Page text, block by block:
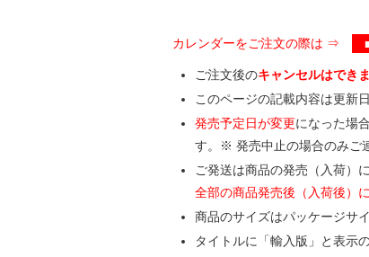
カレンダーをご注文の際は ⇒ ■
ご注文後のキャンセルはでき
このページの記載内容は更新
発売予定日が変更になった場
す。※ 発売中止の場合のみご
ご発送は商品の発売（入荷）
全部の商品発売後（入荷後）
商品のサイズはパッケージサ
タイトルに「輸入版」と表示